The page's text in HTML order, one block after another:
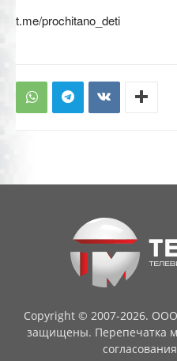
t.me/prochitano_deti
Copyright © 2007-2026.
защищены. Перепечатка